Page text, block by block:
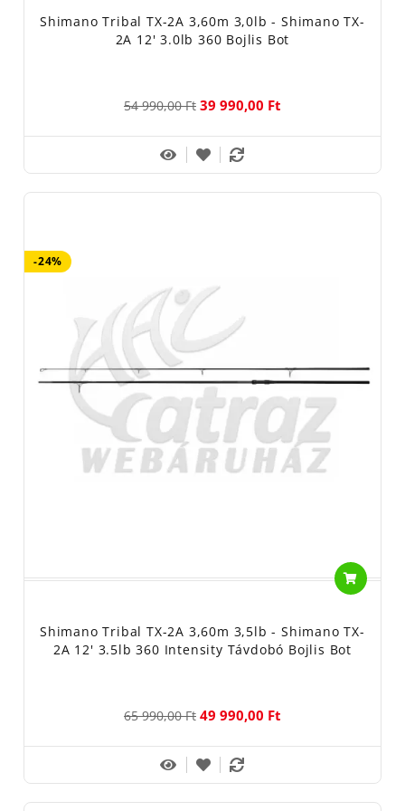
Shimano Tribal TX-2A 3,60m 3,0lb - Shimano TX-
2A 12' 3.0lb 360 Bojlis Bot
54 990,00 Ft 39 990,00 Ft
-24%
Shimano Tribal TX-2A 3,60m 3,5lb - Shimano TX-
2A 12' 3.5lb 360 Intensity Távdobó Bojlis Bot
65 990,00 Ft 49 990,00 Ft